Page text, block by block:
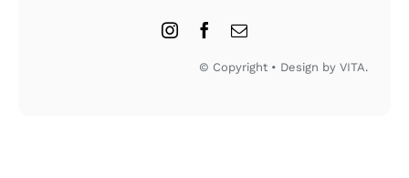
© Copyright • Design by VITA.